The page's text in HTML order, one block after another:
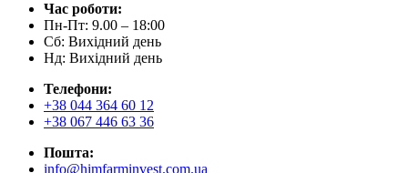
Час роботи:
Пн-Пт: 9.00 – 18:00
Сб: Вихідний день
Нд: Вихідний день
Телефони:
+38 044 364 60 12
+38 067 446 63 36
Пошта:
info@himfarminvest.com.ua